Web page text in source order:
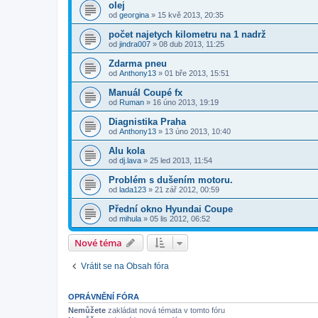
olej
od georgina » 15 kvě 2013, 20:35
počet najetych kilometru na 1 nadrž
od jindra007 » 08 dub 2013, 11:25
Zdarma pneu
od Anthony13 » 01 bře 2013, 15:51
Manuál Coupé fx
od Ruman » 16 úno 2013, 19:19
Diagnistika Praha
od Anthony13 » 13 úno 2013, 10:40
Alu kola
od dj.lava » 25 led 2013, 11:54
Problém s dušením motoru.
od lada123 » 21 zář 2012, 00:59
Přední okno Hyundai Coupe
od mihula » 05 lis 2012, 06:52
Nové téma
Vrátit se na Obsah fóra
OPRÁVNĚNÍ FÓRA
Nemůžete zakládat nová témata v tomto fóru